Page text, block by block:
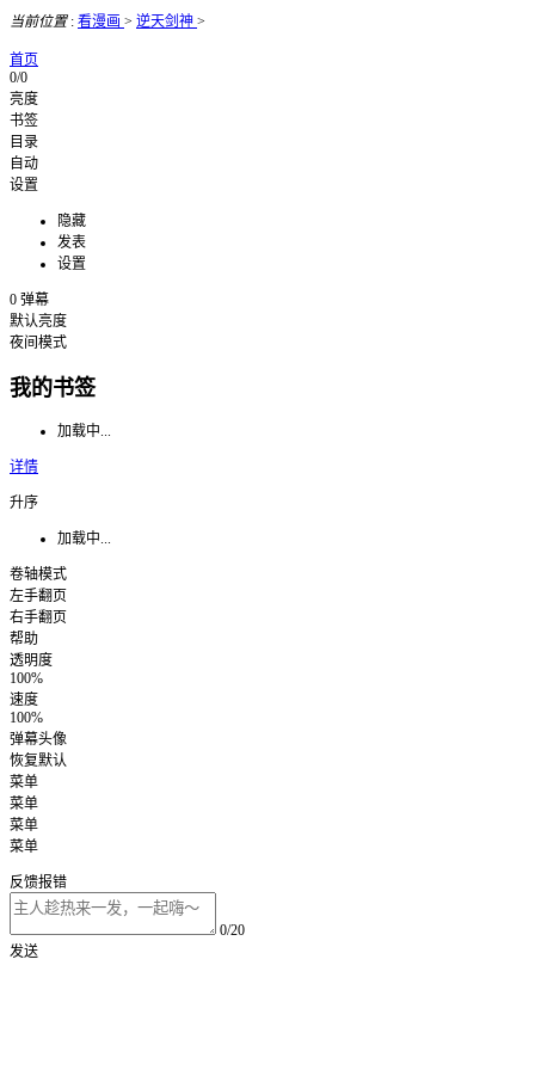
当前位置: 看漫画 > 逆天剑神 >
首页
0/0
亮度
书签
目录
自动
设置
隐藏
发表
设置
0 弹幕
默认亮度
夜间模式
我的书签
加载中...
详情
升序
加载中...
卷轴模式
左手翻页
右手翻页
帮助
透明度
100%
速度
100%
弹幕头像
恢复默认
菜单
菜单
菜单
菜单
反馈报错
0/20
发送